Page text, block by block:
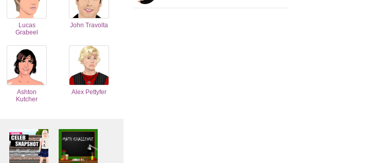
Lucas
Grabeel
John Travolta
Ashton
Kutcher
Alex Pettyfer